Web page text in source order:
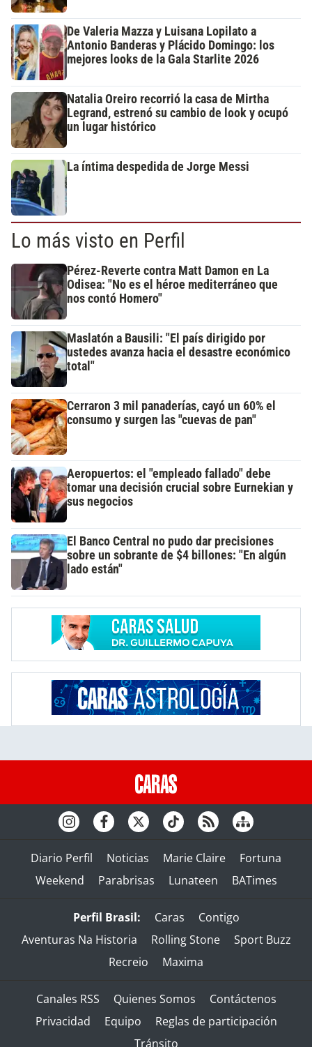
De Valeria Mazza y Luisana Lopilato a
Antonio Banderas y Plácido Domingo: los
mejores looks de la Gala Starlite 2026
Natalia Oreiro recorrió la casa de Mirtha
Legrand, estrenó su cambio de look y ocupó
un lugar histórico
La íntima despedida de Jorge Messi
Lo más visto en Perfil
Pérez-Reverte contra Matt Damon en La
Odisea: "No es el héroe mediterráneo que
nos contó Homero"
Maslatón a Bausili: "El país dirigido por
ustedes avanza hacia el desastre económico
total"
Cerraron 3 mil panaderías, cayó un 60% el
consumo y surgen las "cuevas de pan"
Aeropuertos: el "empleado fallado" debe
tomar una decisión crucial sobre Eurnekian y
sus negocios
El Banco Central no pudo dar precisiones
sobre un sobrante de $4 billones: "En algún
lado están"
Diario Perfil Noticias Marie Claire
Fortuna
Weekend
Parabrisas Lunateen BATimes
Perfil Brasil: Caras
Contigo
Aventuras Na Historia
Rolling Stone
Sport Buzz
Recreio
Maxima
Canales RSS Quienes Somos
Contáctenos
Privacidad
Equipo
Reglas de participación
Tránsito